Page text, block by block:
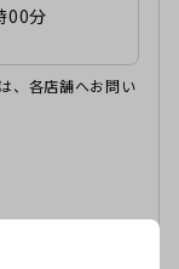
00分
、各店舗へお問い